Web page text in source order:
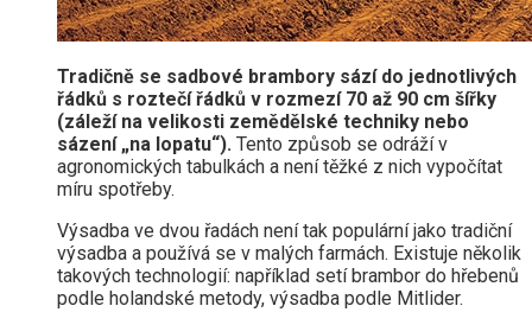
Tradičně se sadbové brambory sází do jednotlivých
řádků s roztečí řádků v rozmezí 70 až 90 cm šířky
(záleží na velikosti zemědělské techniky nebo
sázení „na lopatu“). Tento způsob se odráží v
agronomických tabulkách a není těžké z nich vypočítat
míru spotřeby.
Výsadba ve dvou řadách není tak populární jako tradiční
výsadba a používá se v malých farmách. Existuje několik
takových technologií: například setí brambor do hřebenů
podle holandské metody, výsadba podle Mitlider.